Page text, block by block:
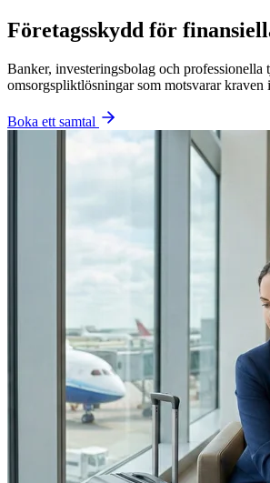
Företagsskydd för
Banker, investeringsbolag och professionella
omsorgspliktlösningar som motsvarar kraven
Boka ett samtal